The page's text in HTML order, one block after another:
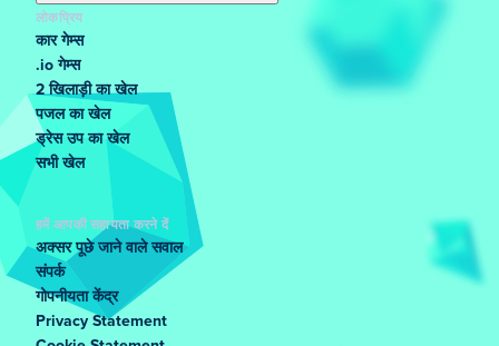
लोकप्रिय
कार गेम्स
.io गेम्स
2 खिलाड़ी का खेल
पजल का खेल
ड्रेस उप का खेल
सभी खेल
हमें आपकी सहायता करने दें
अक्सर पूछे जाने वाले सवाल
संपर्क
गोपनीयता केंद्र
Privacy Statement